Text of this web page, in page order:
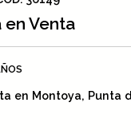
en Venta
en Montoya, Punta